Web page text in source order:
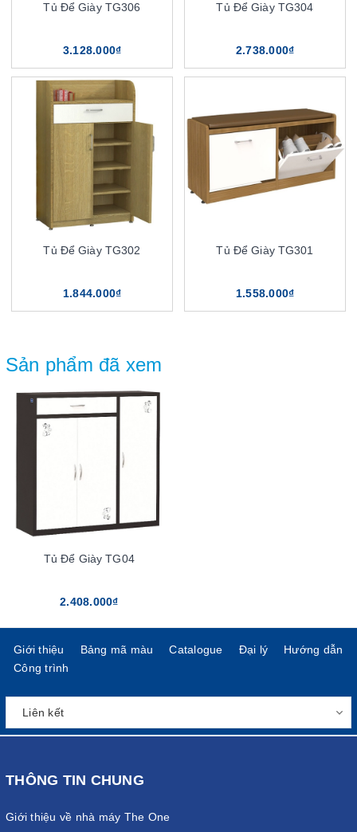
Tủ Để Giày TG306
3.128.000₫
Tủ Để Giày TG304
2.738.000₫
Tủ Để Giày TG302
1.844.000₫
Tủ Để Giày TG301
1.558.000₫
Sản phẩm đã xem
Tủ Để Giày TG04
2.408.000₫
Giới thiệu Bảng mã màu Catalogue Đại lý
Hướng dẫn
Công trình
THÔNG TIN CHUNG
Giới thiệu về nhà máy The One